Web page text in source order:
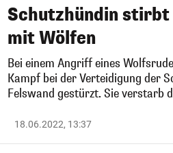
Schutzhündin stirbt
mit Wölfen
Bei einem Angriff eines
Kampf bei der Verteidigung der
Felswand gestürzt. Sie verstarb
18.06.2022, 13:37